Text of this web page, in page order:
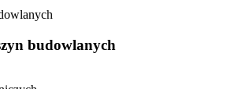
budowlanych